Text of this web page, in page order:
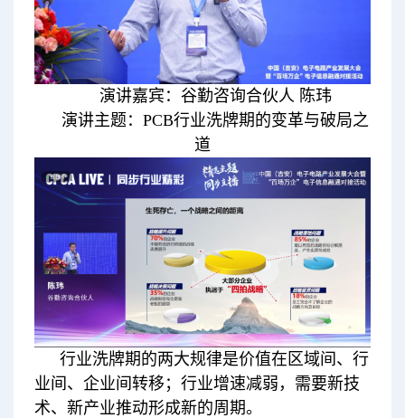
演讲嘉宾：谷勤咨询合伙人 陈玮
演讲主题：PCB行业洗牌期的变革与破局之
道
行业洗牌期的两大规律是价值在区域间、行
业间、企业间转移；行业增速减弱，需要新技
术、新产业推动形成新的周期。